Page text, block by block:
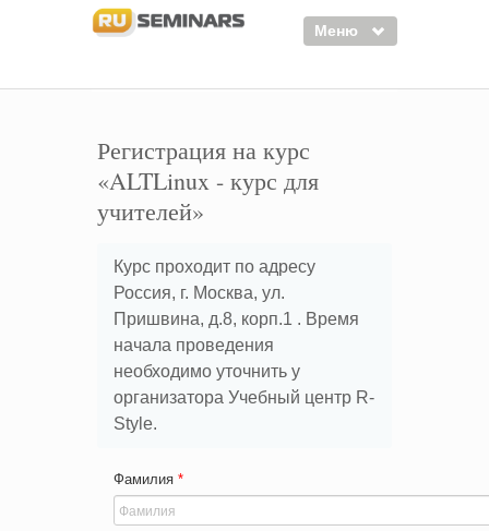
Меню
Курсы
Тренинги
Организаторы
Лектора
Войти
Регистрация
Регистрация на курс
«ALTLinux - курс для
учителей»
Курс проходит по адресу
Россия, г. Москва, ул.
Пришвина, д.8, корп.1 . Время
начала проведения
необходимо уточнить у
организатора Учебный центр R-
Style.
Фамилия *